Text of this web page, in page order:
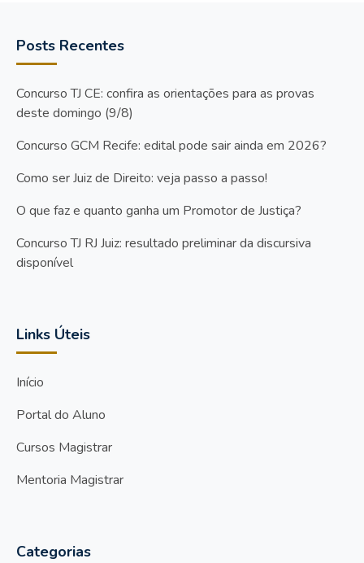
Posts Recentes
Concurso TJ CE: confira as orientações para as provas
deste domingo (9/8)
Concurso GCM Recife: edital pode sair ainda em 2026?
Como ser Juiz de Direito: veja passo a passo!
O que faz e quanto ganha um Promotor de Justiça?
Concurso TJ RJ Juiz: resultado preliminar da discursiva
disponível
Links Úteis
Início
Portal do Aluno
Cursos Magistrar
Mentoria Magistrar
Categorias